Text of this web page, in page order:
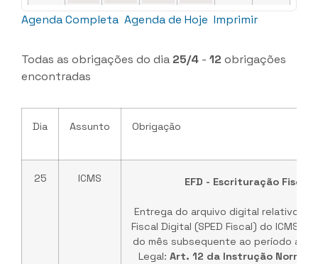
Agenda Completa Agenda de Hoje Imprimir
Todas as obrigações do dia 25/4 - 12 obrigações
encontradas
Dia Assunto Obrigação
25 ICMS EFD - Escrituração Fiscal
Entrega do arquivo digital relativo à
Fiscal Digital (SPED Fiscal) do ICMS e
do mês subsequente ao período a
Legal: Art. 12 da Instrução